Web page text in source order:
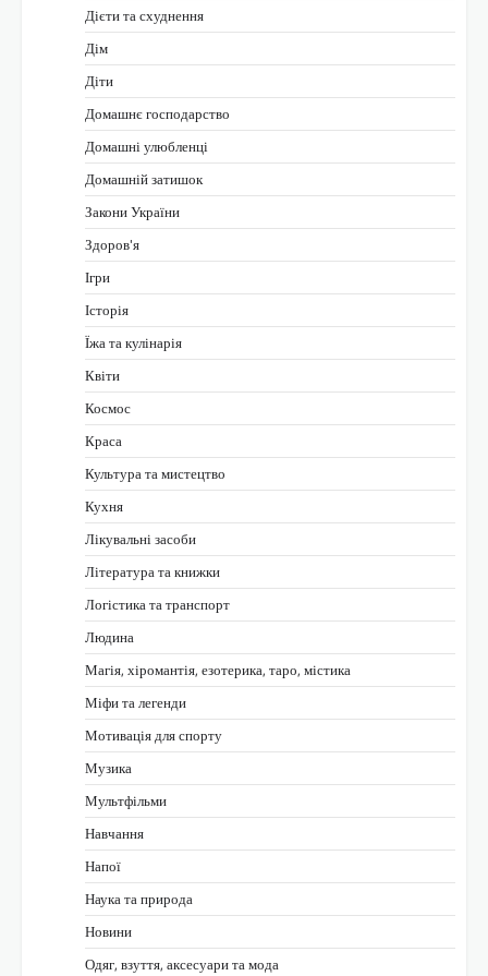
Дієти та схуднення
Дім
Діти
Домашнє господарство
Домашні улюбленці
Домашній затишок
Закони України
Здоров'я
Ігри
Історія
Їжа та кулінарія
Квіти
Космос
Краса
Культура та мистецтво
Кухня
Лікувальні засоби
Література та книжки
Логістика та транспорт
Людина
Магія, хіромантія, езотерика, таро, містика
Міфи та легенди
Мотивація для спорту
Музика
Мультфільми
Навчання
Напої
Наука та природа
Новини
Одяг, взуття, аксесуари та мода